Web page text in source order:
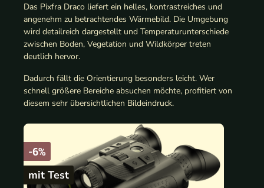
Das Pixfra Draco liefert ein helles, kontrastreiches und
angenehm zu betrachtendes Wärmebild. Die Umgebung
wird detailreich dargestellt und Temperaturunterschiede
zwischen Boden, Vegetation und Wildkörper treten
deutlich hervor.
Dadurch fällt die Orientierung besonders leicht. Wer
schnell größere Bereiche absuchen möchte, profitiert von
diesem sehr übersichtlichen Bildeindruck.
-6%
mit Test